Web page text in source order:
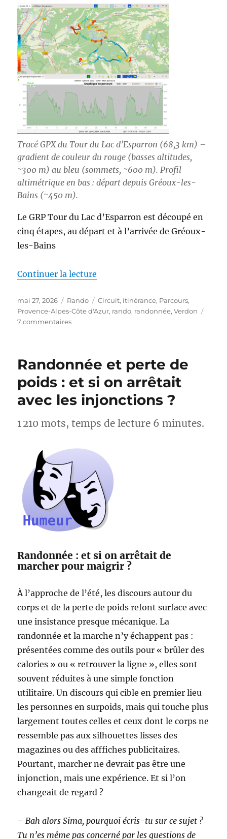
Tracé GPX du Tour du Lac d’Esparron (68,3 km) –
gradient de couleur du rouge (basses altitudes,
~300 m) au bleu (sommets, ~600 m). Profil
altimétrique en bas : départ depuis Gréoux-les-
Bains (~450 m).
Le GRP Tour du Lac d’Esparron est découpé en
cinq étapes, au départ et à l’arrivée de Gréoux-
les-Bains
Continuer la lecture
Publié
le
mai 27, 2026 Catégories
Rando Étiquettes
Circuit, itinérance, Parcours,
Provence-Alpes-Côte d'Azur, rando, randonnée,Verdon
7 commentairessur
autour
Lac
d’Esparron
–
de-
Provence
Randonnée et perte de
poids : et si on arrêtait
avec les injonctions ?
1 210 mots, temps de lecture 6 minutes.
Randonnée : et si on arrêtait de
marcher pour maigrir ?
À l’approche de l’été, les discours autour du
corps et de la perte de poids refont surface avec
une insistance presque mécanique. La
randonnée et la marche n’y échappent pas :
présentées comme des outils pour « brûler des
calories » ou « retrouver la ligne », elles sont
souvent réduites à une simple fonction
utilitaire. Un discours qui cible en premier lieu
les personnes en surpoids, mais qui touche plus
largement toutes celles et ceux dont le corps ne
ressemble pas aux silhouettes lisses des
magazines ou des afffiches publicitaires.
Pourtant, marcher ne devrait pas être une
injonction, mais une expérience. Et si l’on
changeait de regard ?
– Bah alors Sima, pourquoi écris-tu sur ce sujet ?
Tu n’es même pas concerné par les questions de